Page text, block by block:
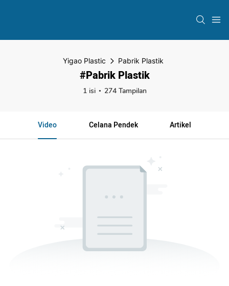
Yigao Plastic Pabrik Plastik
#Pabrik Plastik
1 isi 274 Tampilan
Video Celana Pendek Artikel